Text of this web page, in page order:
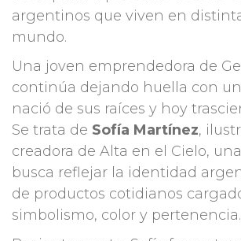
argentinos que viven en
mundo.
Una joven emprendedora de
continúa dejando huella con
nació de sus raíces y hoy
Se trata de Sofía Martínez,
creadora de Alta en el Cielo,
busca reflejar la identidad
de productos cotidianos
simbolismo, color y pertenencia.